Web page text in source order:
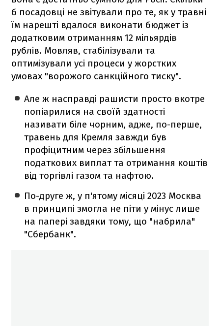
б посадовці не звітували про те, як у травні
їм нарешті вдалося виконати бюджет із
додатковим отриманням 12 мільярдів
рублів. Мовляв, стабілізували та
оптимізували усі процеси у жорстких
умовах "ворожого санкційного тиску".
Але ж насправді рашисти просто вкотре
попіарилися на своїй здатності
називати біле чорним, адже, по-перше,
травень для Кремля завжди був
профіцитним через збільшення
податкових виплат та отримання коштів
від торгівлі газом та нафтою.
По-друге ж, у п'ятому місяці 2023 Москва
в принципі змогла не піти у мінус лише
на папері завдяки тому, що "набрила"
"Сбербанк".